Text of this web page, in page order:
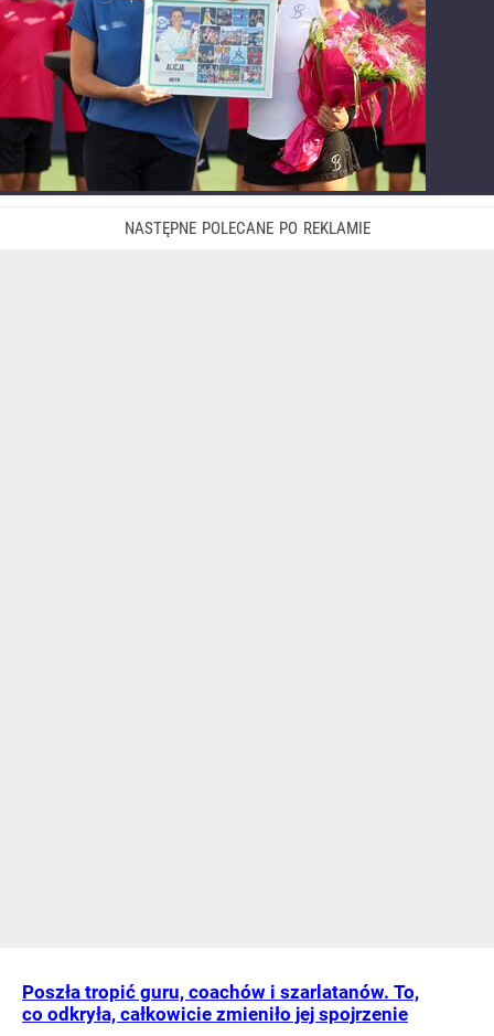
Poszła tropić guru, coachów i szarlatanów. To,
co odkryła, całkowicie zmieniło jej spojrzenie